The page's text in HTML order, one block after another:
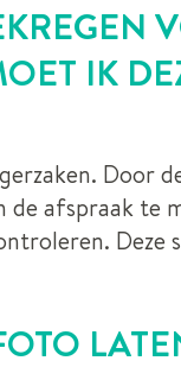
IK
Door
afspraak te
Deze